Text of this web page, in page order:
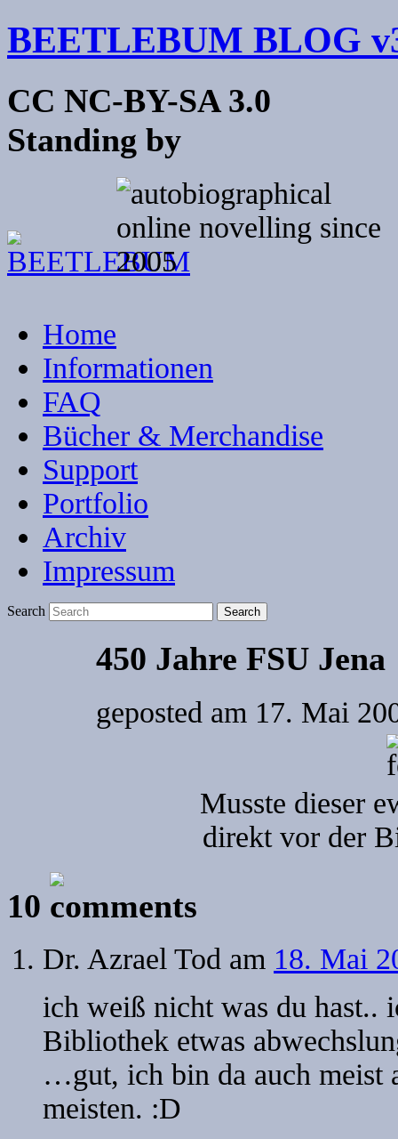
BEETLEBUM BLOG
CC NC-BY-SA 3.0
Standing by
Home
Informationen
FAQ
Bücher & Merchandise
Support
Portfolio
Archiv
Impressum
Search
450 Jahre FSU Jena
geposted am 17. Mai
Musste dieser
direkt vor der
10
Dr. Azrael Tod am 18. Mai
ich weiß nicht was du hast..
Bibliothek etwas
…gut, ich bin da auch meist
meisten. :D